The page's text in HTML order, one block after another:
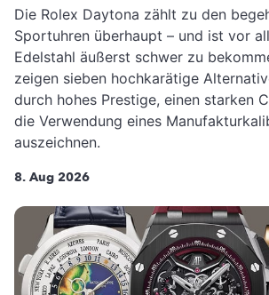
Die Rolex Daytona zählt zu den
Sportuhren überhaupt – und ist vor
Edelstahl äußerst schwer zu
zeigen sieben hochkarätige
durch hohes Prestige, einen starken
die Verwendung eines
auszeichnen.
8. Aug 2026